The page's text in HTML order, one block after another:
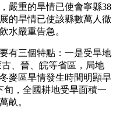
嚴重的旱情已使會寧縣38
的旱情已使該縣數萬人徹
水嚴重告急。
有三個特點：一是受旱地
、晉、皖等省區，局地
麥區旱情發生時間明顯早
旬，全國耕地受旱面積一
畝。